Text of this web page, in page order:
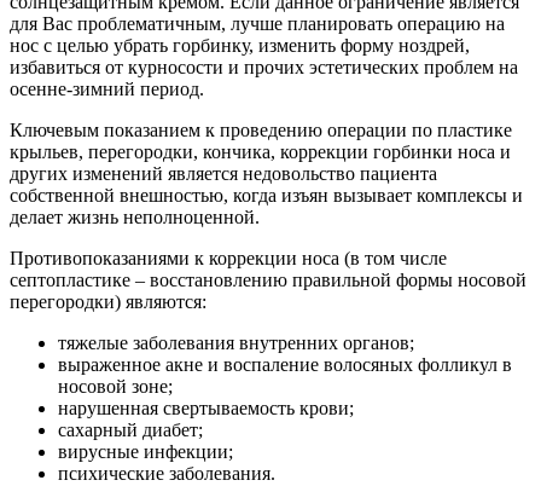
для Вас проблематичным, лучше планировать операцию на
нос с целью убрать горбинку, изменить форму ноздрей,
избавиться от курносости и прочих эстетических проблем на
осенне-зимний период.
Ключевым показанием к проведению операции по пластике
крыльев, перегородки, кончика, коррекции горбинки носа и
других изменений является недовольство пациента
собственной внешностью, когда изъян вызывает комплексы и
делает жизнь неполноценной.
Противопоказаниями к коррекции носа (в том числе
септопластике – восстановлению правильной формы носовой
перегородки) являются:
тяжелые заболевания внутренних органов;
выраженное акне и воспаление волосяных фолликул в
носовой зоне;
нарушенная свертываемость крови;
сахарный диабет;
вирусные инфекции;
психические заболевания.